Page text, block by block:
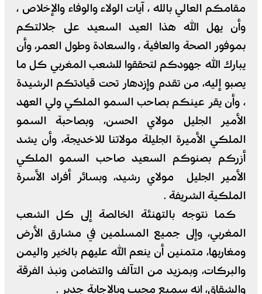
مقامكم العالي بالله ، آيات الولاء والوفاء والإخلاص ،
وأن يهل الله هذا العيد السعيد على جلالتكم
بموفور الصحة والعافية ، والسعادة وطول العمر، وأن
يبارك الله جهودكم لتحققوا للشعب المغربي كل ما
يصبو إليه، من تقدم وإزدهار تحت قيادتكم الرشيدة
، وأن يقر عينكم بصاحب السمو الملكي ولي العهد
الأمير الجليل مولاي الحسن، وبصاحبة السمو
الملكي الأميرة الجليلة مولاتنا للاخديجة، وأن يشد
أزركم بصنوكم السعيد صاحب السمو الملكي
الأمير الجليل مولاي رشيد، وبسائر أفراد الأسرة
الملكية الشريفة .
كما نتوجه بالتهنئة الخالصة إلى كل الشعب
المغربي، وإلى جميع المسلمين في مشارق الأرض
ومغاربها، متمنين أن ينعم الله عليهم بالخير واليمن
والبركات، وبمزيد من التآلف والتضامن ونبذ الفرقة
والشقاق، إنه سميع مجيب وبالإجابة جدير .